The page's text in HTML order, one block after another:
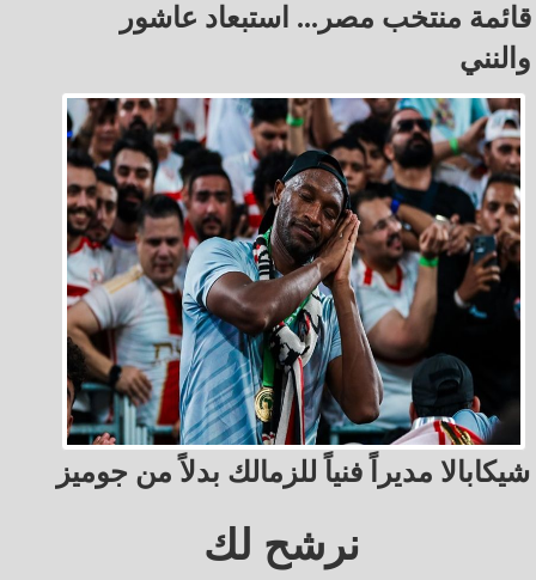
قائمة منتخب مصر... استبعاد عاشور
والنني
شيكابالا مديراً فنياً للزمالك بدلاً من جوميز
نرشح لك